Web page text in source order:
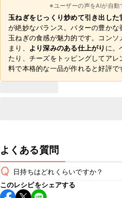
※ユーザーの声をAIが自動
玉ねぎをじっくり炒めて引き出した
が絶妙なバランス。バターの豊か
玉ねぎの食感が魅力的です。コン
まり、
より深みのある仕上がり に。
たり、チーズをトッピングしてア
料で本格的な一品が作れると好評で
よくある質問
Q 日持ちはどれくらいですか？
保存期間は冷蔵で翌日中が目安で
このレシピをシェアする